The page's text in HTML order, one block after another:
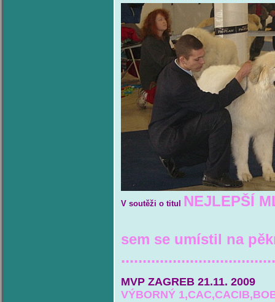
V soutěži o titul NEJLEPŠÍ
sem se umístil na
MVP ZAGREB 21.11.
VÝBORNÝ